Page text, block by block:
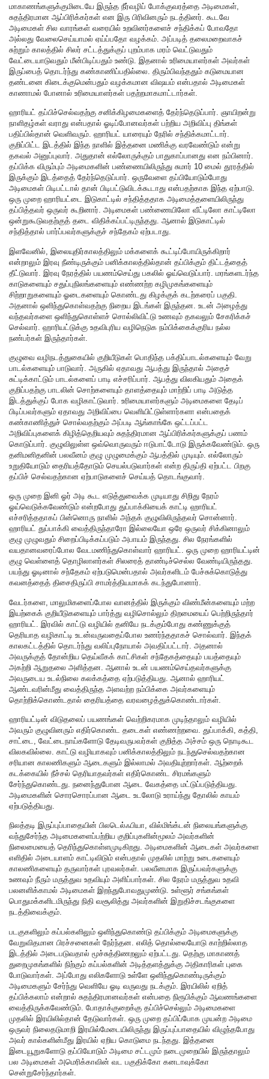
மாகாணங்களுக்குமிடையே இருந்த நீர்வழிப் போக்குவரத்தை அடிமைகள்,
சுதந்திரமான ஆப்பிரிக்கர்கள் என இரு பிரிவினரும் நடத்தினர். கூடவே
அடிமைகள் சில வாரங்கள் வரையில் உறவினர்களைச் சந்திக்கப் போவதோ
அல்லது வேலைசெய்யாமல் ஏய்ப்பதோ வழக்கம். அப்படித் தலைமறைவாகச்
சுற்றும் காலத்தில் சிலர் சட்டத்துக்குப் புறம்பாக மரம் வெட்டுவதும்
வேட்டையாடுவதும் மீன்பிடிப்பதும் உண்டு. இதனால் உரிமையாளர்கள் அவர்கள்
இருப்பைத் தொடர்ந்து கண்காணிப்பதில்லை. திரும்பிவந்ததும் கடுமையான
தண்டனை கிடைக்குமென்பதும் வழக்கமான விஷயம் என்பதால் அடிமைகள்
காணாமல் போனால் உரிமையாளர்கள் பதற்றமாகமாட்டார்கள்.
ஹாரியட் தப்பிச்செல்வதற்கு சனிக்கிழமைகளைத் தேர்ந்தெடுப்பார். ஞாயிறன்று
நாளிதழ்கள் வராது என்பதால் ஓடிப்போனவர்கள் பற்றிய அறிவிப்பு திங்கள்
பதிப்பில்தான் வெளிவரும். ஹாரியட் யாரையும் நேரில் சந்திக்கமாட்டார்.
குறிப்பிட்ட இடத்தில் இந்த நாளில் இத்தனை மணிக்கு வரவேண்டும் என்று
தகவல் அனுப்புவார். அதுதான் எல்லோருக்கும் பாதுகாப்பானது என நம்பினார்.
தப்பிக்க விரும்பும் அடிமைகளின் பண்ணையிலிருந்து சுமார் 10 மைல் தூரத்தில்
இருக்கும் இடத்தைத் தேர்ந்தெடுப்பார். ஒருவேளை தப்பியோடும்போது
அடிமைகள் பிடிபட்டால் தான் பிடிபட்டுவிடக்கூடாது என்பதற்காக இந்த ஏற்பாடு.
ஒரு முறை ஹாரியட்டை இடுகாட்டில் சந்தித்ததாக அடிமைத்தளையிலிருந்து
தப்பித்தவர் ஒருவர் கூறினார். அடிமைகள் பண்ணையிலோ வீட்டிலோ காட்டிலோ
ஒன்றுகூடுவதற்குத் தடை விதிக்கப்பட்டிருந்தது. ஆனால் இடுகாட்டில்
சந்தித்தால் பார்ப்பவர்களுக்குச் சந்தேகம் ஏற்படாது.
இளவேனில், இலையுதிர்காலத்திலும் மக்களைக் கூட்டிப்போயிருக்கிறார்
என்றாலும் இரவு நீண்டிருக்கும் பனிக்காலத்தில்தான் தப்பிக்கும் திட்டத்தைத்
தீட்டுவார். இரவு நேரத்தில் பயணம்செய்து பகலில் ஓய்வெடுப்பார். மரங்களடர்ந்த
காடுகளையும் சதுப்புநிலங்களையும் எண்ணற்ற கழிமுகங்களையும்
சிற்றாறுகளையும் ஓடைகளையும் கொண்டது கிழக்குக் கடற்கரைப் பகுதி.
அதனால் ஒளிந்துகொள்வதற்கு நிறைய இடங்கள் இருந்தன. உடன் அழைத்து
வந்தவர்களை ஒளிந்துகொள்ளச் சொல்லிவிட்டு உணவும் தகவலும் சேகரிக்கச்
செல்வார். ஹாரியட்டுக்கு உதவிபுரிய வழிநெடுக நம்பிக்கைக்குரிய நல்ல
நண்பர்கள் இருந்தார்கள்.
குழுவை வழிநடத்துகையில் குறியீடுகள் பொதிந்த பக்திப்பாடல்களையும் வேறு
பாடல்களையும் பாடுவார். அருகில் ஏதாவது ஆபத்து இருந்தால் அதைச்
சுட்டிக்காட்டும் பாடல்களைப் பாடி எச்சரிப்பார். ஆபத்து விலகியதும் அதைக்
குறிப்பதற்கு பாடலின் சொற்களையும் தாளத்தையும் மாற்றிப் பாடி அடுத்த
இடத்துக்குப் போக வழிகாட்டுவார். உரிமையாளர்களும் அடிமைகளை தேடிப்
பிடிப்பவர்களும் ஏதாவது அறிவிப்பை வெளியிட்டுள்ளார்களா என்பதைக்
கண்காணித்துச் சொல்வதற்கும் அப்படி ஆங்காங்கே ஒட்டப்பட்ட
அறிவிப்புகளைக் கிழித்தெறியவும் சுதந்திரமான ஆப்பிரிக்கர்களுக்குப் பணம்
கொடுப்பார். குழுவிலுள்ள ஒவ்வொருவரும் ஈடுபாட்டோடு இருக்கவேண்டும். ஒரு
தனிமனிதனின் பலவீனம் குழு முழுமைக்கும் ஆபத்தில் முடியும். எல்லோரும்
உறுதியோடும் தைரியத்தோடும் செயல்படுவார்கள் என்ற திருப்தி ஏற்பட்ட பிறகு
தப்பிச் செல்வதற்கான ஏற்பாடுகளைச் செய்யத் தொடங்குவார்.
ஒரு முறை இனி ஓர் அடி கூட எடுத்துவைக்க முடியாது சிறிது நேரம்
ஓய்வெடுக்கவேண்டும் என்றபோது துப்பாக்கியைக் காட்டி ஹாரியட்
எச்சரித்ததாகப் பின்னொரு நாளில் அந்தக் குழுவிலிருந்தவர் சொன்னார்.
ஹாரியட் துப்பாக்கி வைத்திருந்தாரோ இல்லையோ ஒரே ஒருவர் சிக்கினாலும்
குழு முழுவதும் சிறைப்பிடிக்கப்படும் அபாயம் இருந்தது. சில நேரங்களில்
வயதானவரைப்போல வேடமணிந்துகொள்வார் ஹாரியட். ஒரு முறை ஹாரியட்டின்
குழு வெள்ளைத் தொழிலாளர்கள் சிலரைத் தாண்டிச்செல்ல வேண்டியிருந்தது.
பயந்து ஓடினால் சந்தேகம் ஏற்படுமென்பதால் அவர்களிடம் பேச்சுக்கொடுத்து
கவனத்தைத் திசைதிருப்பி சாமர்த்தியமாகக் கடந்துபோனார்.
வேடர்களை, மாலுமிகளைப்போல வானத்தில் இருக்கும் விண்மீன்களையும் மற்ற
இயற்கைக் குறியீடுகளையும் பார்த்து வழிசொல்லும் திறமையைப் பெற்றிருந்தார்
ஹாரியட். இரவில் காட்டு வழியில் தனியே நடக்கும்போது கண்ணுக்குத்
தெரியாத வழிகாட்டி உடன்வருவதைப்போல உணர்ந்ததாகச் சொல்வார். இந்தக்
காலகட்டத்தில் தொடர்ந்து வலிப்புநோயால் அவதிப்பட்டார். அதனால்
அவருக்குத் தோன்றிய தெய்வீகக் காட்சிகள் சந்தேகத்தையும் பயத்தையும்
அகற்றி ஆறுதலை அளித்தன. ஆனால் உடன் பயணம்செய்தவர்களுக்கு
அவருடைய உடல்நிலை கலக்கத்தை ஏற்படுத்தியது. ஆனால் ஹாரியட்
ஆண்டவரின்மீது வைத்திருந்த அளவற்ற நம்பிக்கை அவர்களையும்
தொற்றிக்கொண்டதால் தைரியத்தை வரவழைத்துக்கொண்டார்கள்.
ஹாரியட்டின் விடுதலைப் பயணங்கள் வெற்றிகரமாக முடிந்தாலும் வழியில்
அவரும் குழுவினரும் எதிர்கொண்ட தடைகள் எண்ணற்றவை. துப்பாக்கி, கத்தி,
சாட்டை, வேட்டைநாய்களோடு தேடிவருபவர்கள் குறித்த அச்சம் ஒரு நொடிகூட
விலகவில்லை. காட்டு வழியாகவும் பனிக்காலத்திலும் நடந்துசெல்வதற்கான
சரியான காலணிகளும் ஆடைகளும் இல்லாமல் அவதியுற்றார்கள். ஆற்றைக்
கடக்கையில் நீச்சல் தெரியாதவர்கள் எதிர்கொண்ட சிரமங்களும்
சேர்ந்துகொண்டது. நனைந்துபோன ஆடை வேகத்தை மட்டுப்படுத்தியது.
அடிமைகளின் சொரசொரப்பான ஆடை உடலோடு உராய்ந்து தோலில் காயம்
ஏற்படுத்தியது.
நிலத்தடி இருப்புப்பாதையின் பிலடெல்ஃபியா, வில்மிங்க்டன் நிலையங்களுக்கு
வந்துசேர்ந்த அடிமைகளைப்பற்றிய குறிப்புகளின்மூலம் அவர்களின்
நிலைமையைத் தெரிந்துகொள்ளமுடிகிறது. அடிமைகளின் ஆடைகள் அவர்களை
எளிதில் அடையாளம் காட்டிவிடும் என்பதால் முதலில் மாற்று உடைகளையும்
காலணிகளையும் தருவார்கள் புரவலர்கள். பலவீனமாக இருப்பவர்களுக்கு
உணவும் நீரும் மருத்துவ உதவியும் அளிப்பார்கள். சில நேரம் மருத்துவ உதவி
பலனளிக்காமல் அடிமைகள் இறந்துபோவதுமுண்டு. உள்ளூர் சங்கங்கள்
பொதுமக்களிடமிருந்து நிதி வசூலித்து அவர்களின் இறுதிச்சடங்குகளை
நடத்திவைக்கும்.
படகுகளிலும் கப்பல்களிலும் ஒளிந்துகொண்டு தப்பிக்கும் அடிமைகளுக்கு
வேறுவிதமான பிரச்சனைகள் நேர்ந்தன. எலித் தொல்லையோடு காற்றில்லாத
இடத்தில் அடைபடுவதால் மூச்சுத்திணறலும் ஏற்பட்டது. தெற்கு மாகாணத்
துறைமுகங்களில் நிற்கும் கப்பல்களின் அடித்தளத்துக்கு அதிகாரிகள் புகை
போடுவார்கள். அப்போது எலிகளோடு உள்ளே ஒளிந்துகொண்டிருக்கும்
அடிமைகளும் சேர்ந்து வெளியே ஓடி வருவது நடக்கும். இரயிலில் ஏறித்
தப்பிக்கலாம் என்றால் சுதந்திரமானவர்கள் என்பதை நிரூபிக்கும் ஆவணங்களை
வைத்திருக்கவேண்டும். போதாக்குறைக்கு தப்பிச்செல்லும் அடிமைகளை
முதலில் இரயிலில்தான் தேடுவார்கள். ஒரு முறை தப்பிப்போக முயன்ற அடிமை
ஒருவர் நிலைதடுமாறி இரயில்மேடையிலிருந்து இருப்புப்பாதையில் விழுந்தபோது
அவர் கால்களின்மீது இரயில் ஏறிய கொடுமை நடந்தது. இத்தனை
இடையூறுகளோடு தப்பியோடும் அடிமை சட்டமும் நடைமுறையில் இருந்தாலும்
பல அடிமைகள் அமெரிக்காவின் வட பகுதிக்கோ கனடாவுக்கோ
சென்றுசேர்ந்தார்கள்.